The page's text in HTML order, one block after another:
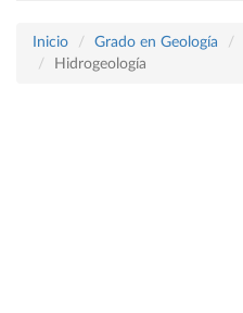
Inicio Grado en Geología
Hidrogeología